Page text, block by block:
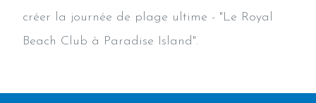
créer la journée de plage ultime - "Le Royal
Beach Club à Paradise Island".